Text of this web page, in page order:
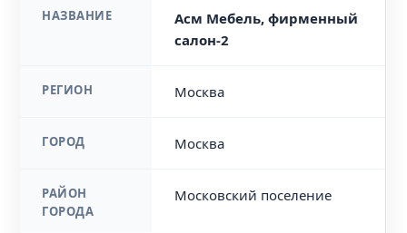
НАЗВАНИЕ
Асм Мебель, фирменный
салон-2
РЕГИОН Москва
ГОРОД Москва
РАЙОН
ГОРОДА
Московский поселение